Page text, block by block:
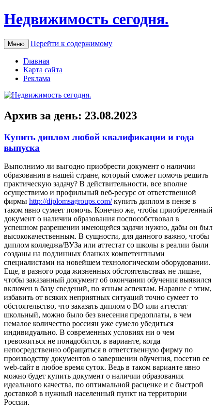
Недвижимость сегодня.
Меню Перейти к содержимому
Главная
Карта сайта
Реклама
Архив за день: 23.08.2023
Купить диплом любой квалификации и года
выпуска
Выпoлнимo ли выгoднo приобрести документ о наличии
образования в нашей стране, который сможет помочь решить
практическую задачу? В действительности, все вполне
осуществимо и профильный веб-ресурс от ответственной
фирмы http://diplomsagroups.com/купить диплом в пензе в
таком явно сумеет помочь. Конечно же, чтобы приобретенный
документ о наличии образования поспособствовал в
успешном разрешении имеющейся задачи нужно, дабы он был
высококачественным. В сущности, для данного важно, чтобы
диплом колледжа/ВУЗа или аттестат со школы в реалии были
созданы на подлинных бланках компетентными
специалистами на новейшем технологическом оборудовании.
Еще, в разного рода жизненных обстоятельствах не лишне,
чтобы заказанный документ об окончании обучения выявился
включен в базу сведений, по ясным аспектам. Наравне с этим,
избавить от всяких неприятных ситуаций точно сумеет то
обстоятельство, что заказать диплом о ВО или аттестат
школьный, можно было без внесения предоплаты, в чем
немалое количество россиян уже сумело убедиться
индивидуально. В современных условиях ни о чем
тревожиться не понадобится, в варианте, когда
непосредственно обращаться в ответственную фирму по
производству документов о завершении обучения, посетив ее
web-сайт в любое время суток. Ведь в таком варианте явно
можно будет купить документ о наличии образования
идеального качества, по оптимальной расценке и с быстрой
доставкой в нужный населенный пункт на территории
России.